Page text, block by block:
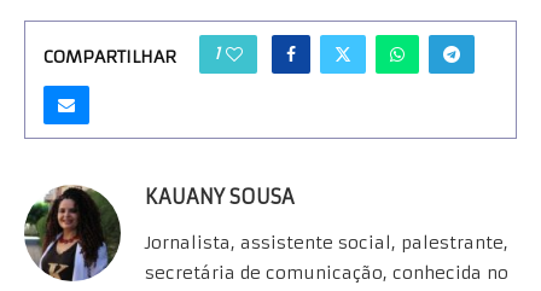
COMPARTILHAR 1
KAUANY SOUSA
Jornalista, assistente social, palestrante,
secretária de comunicação, conhecida no